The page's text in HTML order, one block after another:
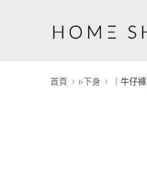
首頁 ▹下身 ｜牛仔褲